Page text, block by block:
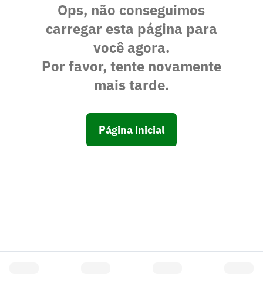
Ops, não conseguimos
carregar esta página para
você agora.
Por favor, tente novamente
mais tarde.
Página inicial